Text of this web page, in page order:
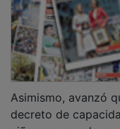
decreto de
niñas que puede